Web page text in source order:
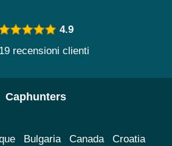
4.9
recensioni clienti
Caphunters
Bulgaria Canada Croatia